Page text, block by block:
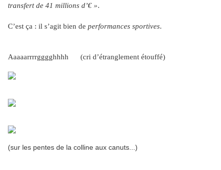
transfert de 41 millions d’€ ».
C’est ça : il s’agit bien de performances sportives.
Aaaaarrrrgggghhhh (cri d’étranglement étouffé)
(sur les pentes de la colline aux canuts...)